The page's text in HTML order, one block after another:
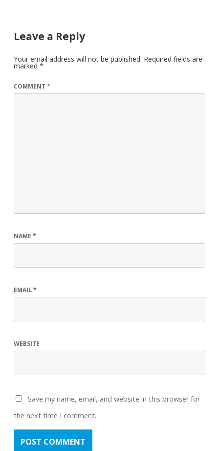
Leave a Reply
Your email address will not be published. Required fields are
marked *
COMMENT *
NAME *
EMAIL*
WEBSITE
Save my name, email, and website in this browser for
the next time I comment.